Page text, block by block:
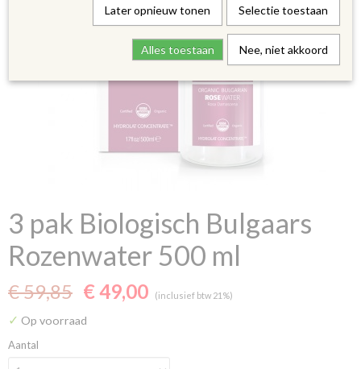
3 pak Biologisch Bulgaars
Rozenwater 500 ml
€ 59,85 € 49,00 (inclusief btw 21%)
✓ Op voorraad
Aantal
Later opnieuw tonen Selectie toestaan
Alles toestaan Nee, niet akkoord